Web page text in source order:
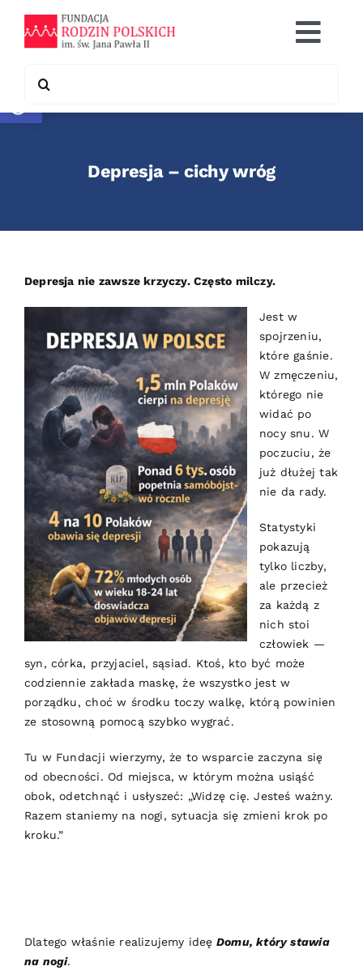
Otwórz pasek narzędzi
content
Co robimy
for:
Depresja – cichy wróg
Depresja nie zawsze krzyczy. Często milczy.
Jest w
spojrzeniu,
które gaśnie.
W zmęczeniu,
którego nie
widać po
nocy snu. W
poczuciu, że
już dłużej tak
nie da rady.
Statystyki
pokazują
tylko liczby,
ale przecież
za każdą z
nich stoi
człowiek —
syn, córka, przyjaciel, sąsiad. Ktoś, kto być może
codziennie zakłada maskę, że wszystko jest w
porządku, choć w środku toczy walkę, którą powinien
ze stosowną pomocą szybko wygrać.
Tu w Fundacji wierzymy, że to wsparcie zaczyna się
od obecności. Od miejsca, w którym można usiąść
obok, odetchnąć i usłyszeć: „Widzę cię. Jesteś ważny.
Razem staniemy na nogi, sytuacja się zmieni krok po
kroku.”
Dlatego właśnie realizujemy ideę Domu, który stawia
na nogi.